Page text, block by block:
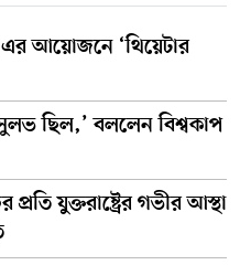
এর আয়োজনে ‘থিয়েটার
ছিল,’ বললেন বিশ্বকাপ
যুক্তরাষ্ট্রের গভীর আস্থা